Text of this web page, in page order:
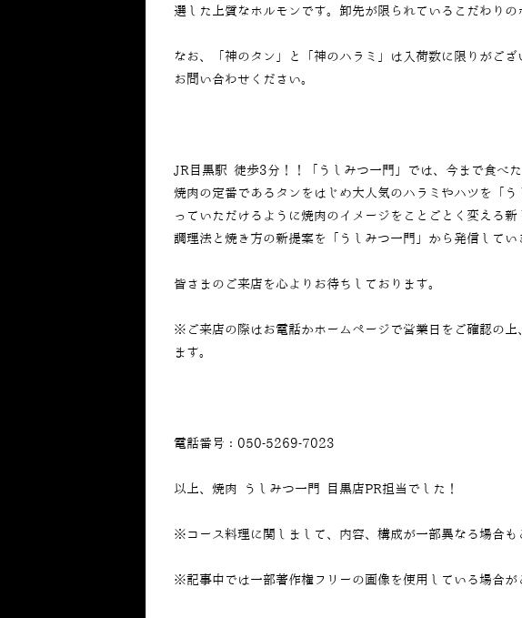
選した上質なホルモンです。卸先が限られているこだわりの
なお、「神のタン」と「神のハラミ」は入荷数に限りがご
お問い合わせください。
JR目黒駅 徒歩3分！！「うしみつ一門」では、今まで食べ
焼肉の定番であるタンをはじめ大人気のハラミやハツを「
っていただけるように焼肉のイメージをことごとく変える新
調理法と焼き方の新提案を「うしみつ一門」から発信してい
皆さまのご来店を心よりお待ちしております。
※ご来店の際はお電話かホームページで営業日をご確認の
ます。
電話番号：050-5269-7023
以上、焼肉 うしみつ一門 目黒店PR担当でした！
※コース料理に関しまして、内容、構成が一部異なる場合も
※記事中では一部著作権フリーの画像を使用している場合が